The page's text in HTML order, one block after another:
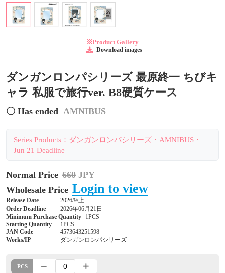
※Product Gallery
Download images
ダンガンロンパシリーズ 最原終一 ちびキ
ャラ 私服で旅行ver. B8硬質ケース
〇 Has ended AMNIBUS
Series Products：ダンガンロンパシリーズ・AMNIBUS・
Jun 21 Deadline
Normal Price 660 JPY
Wholesale Price Login to view
Release Date
2026/9/上
Order Deadline
2026年06月21日
Minimum Purchase Quantity
1PCS
Starting Quantity
1PCS
JAN Code
4573643251598
Works/IP
ダンガンロンパシリーズ
PCS